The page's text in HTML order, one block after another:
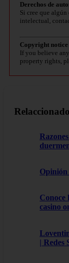
Derechos de
Si cree que
intelectual,
Copyright notice
If you believe
property rights,
Opinión
Conoce
casino
| Redes